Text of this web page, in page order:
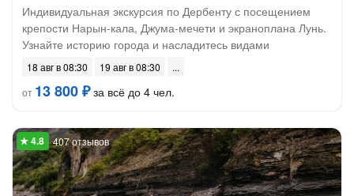
Индивидуальная экскурсия по Дербенту с посещением
крепости Нарын-кала, Джума-мечети и экраноплана Лунь.
Узнайте историю города и насладитесь видами
18 авг в 08:30
19 авг в 08:30
от 13 800 ₽за всё до 4 чел.
407 отзывов